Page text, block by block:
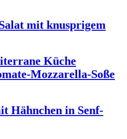
mit knusprigem
Küche
Mozzarella-Soße
Hähnchen in Senf-